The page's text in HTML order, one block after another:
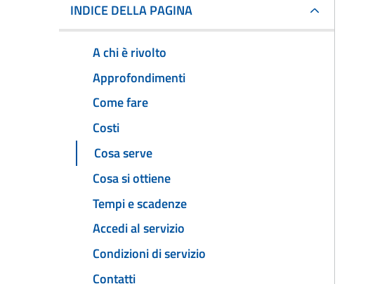
INDICE DELLA PAGINA
A chi è rivolto
Approfondimenti
Come fare
Costi
Cosa serve
Cosa si ottiene
Tempi e scadenze
Accedi al servizio
Condizioni di servizio
Contatti